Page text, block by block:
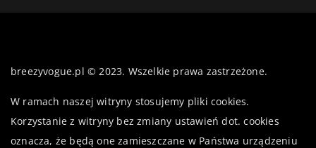
breezyvogue.pl © 2023. Wszelkie prawa zastrzeżone.
W ramach naszej witryny stosujemy pliki cookies.
Korzystanie z witryny bez zmiany ustawień dot. cookies
oznacza, że będą one zamieszczane w Państwa urządzeniu